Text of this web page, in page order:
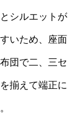
シルエットが
いため、座面
団で二、三セ
揃えて端正に